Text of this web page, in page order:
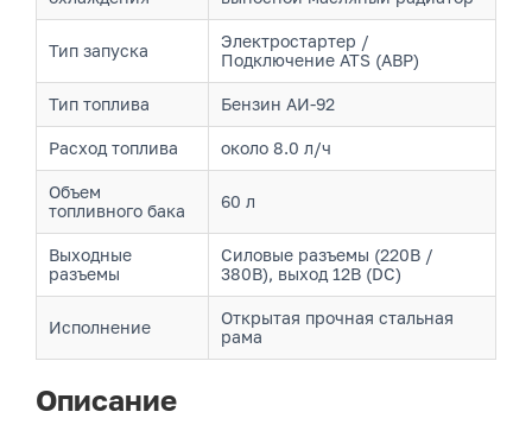
Тип запуска
Электростартер /
Подключение ATS (АВР)
Тип топлива Бензин АИ-92
Расход топлива около 8.0 л/ч
Объем
топливного бака
60 л
Выходные
разъемы
Силовые разъемы (220В /
380В), выход 12В (DC)
Исполнение
Открытая прочная стальная
рама
Описание